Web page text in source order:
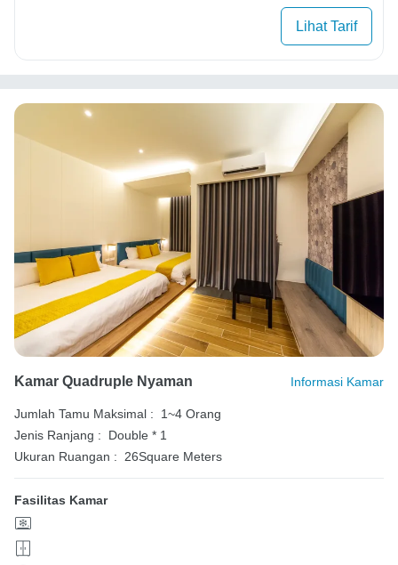
Lihat Tarif
Kamar Quadruple Nyaman Informasi Kamar
Jumlah Tamu Maksimal :
1~4 Orang
Jenis Ranjang :
Double * 1
Ukuran Ruangan :
26Square Meters
Fasilitas Kamar